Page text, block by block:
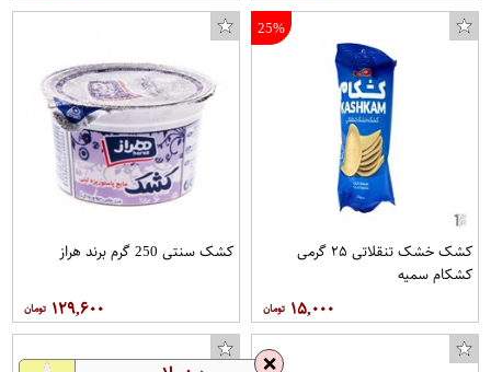
25%
کشک خشک تنقلاتی ۲۵ گرمی
کشکام سمیه
۱۵,۰۰۰
کشک سنتی 250 گرم برند هراز
۱۲۹,۶۰۰
❌